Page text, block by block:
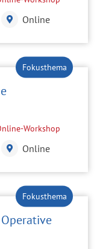
Online
Workshop
Online